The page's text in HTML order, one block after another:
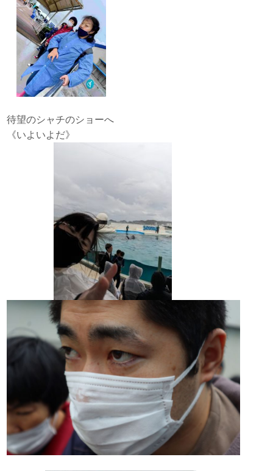
待望のシャチのショーへ
《いよいよだ》